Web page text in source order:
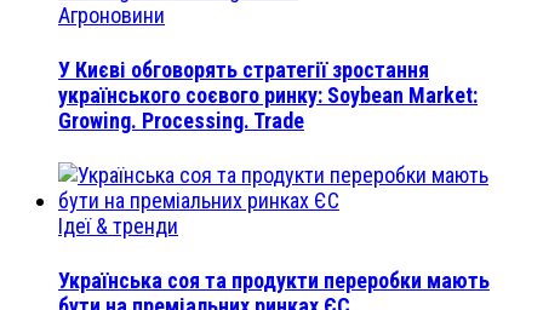
Агроновини
У Києві обговорять стратегії зростання
українського соєвого ринку: Soybean Market:
Growing. Processing. Trade
Ідеї & тренди
Українська соя та продукти переробки мають